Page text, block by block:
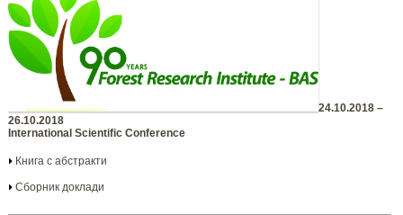
24.10.2018 –
26.10.2018
International Scientific Conference
Книга с абстракти
Сборник доклади